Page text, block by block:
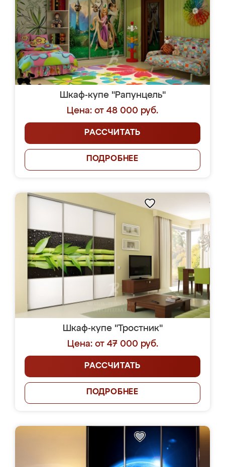
Шкаф-купе "Рапунцель"
Цена: от 48 000 руб.
РАССЧИТАТЬ
ПОДРОБНЕЕ
Шкаф-купе "Тростник"
Цена: от 47 000 руб.
РАССЧИТАТЬ
ПОДРОБНЕЕ